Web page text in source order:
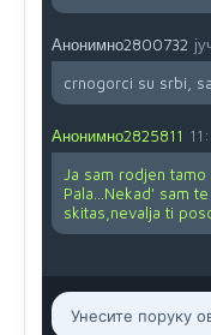
Анонимно2800732
crnogorci su srbi,
Анонимно2825811
Ja sam rodjen
Pala...Nekad' sam
skitas,nevalja ti